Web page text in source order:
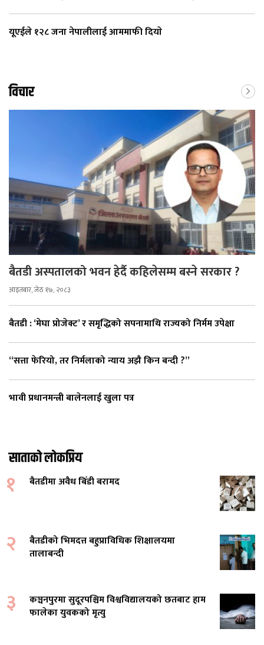
यूएईले १२८ जना नेपालीलाई आममाफी दियाे
विचार
बैतडी अस्पतालको भवन हेर्दै कहिलेसम्म बस्ने सरकार ?
आइतबार, जेठ १७, २०८३
बैतडी : ‘मेघा प्रोजेक्ट’ र समृद्धिको सपनामाथि राज्यको निर्मम उपेक्षा
“सत्ता फेरियो, तर निर्मलाको न्याय अझै किन बन्दी ?”
भावी प्रधानमन्त्री बालेनलाई खुला पत्र
साताको लोकप्रिय
१ बैतडीमा अवैध बिँडी बरामद
२
बैतडीको भिमदत्त बहुप्राविधिक शिक्षालयमा
तालाबन्दी
३
कञ्चनपुरमा सुदूरपश्चिम विश्वविद्यालयको छतबाट हाम
फालेका युवकको मृत्यु